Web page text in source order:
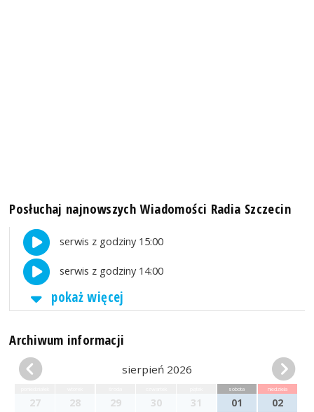
Posłuchaj najnowszych Wiadomości Radia Szczecin
serwis z godziny 15:00
serwis z godziny 14:00
pokaż więcej
Archiwum informacji
sierpień 2026
27 28 29 30 31
sobota
01
niedziela
02